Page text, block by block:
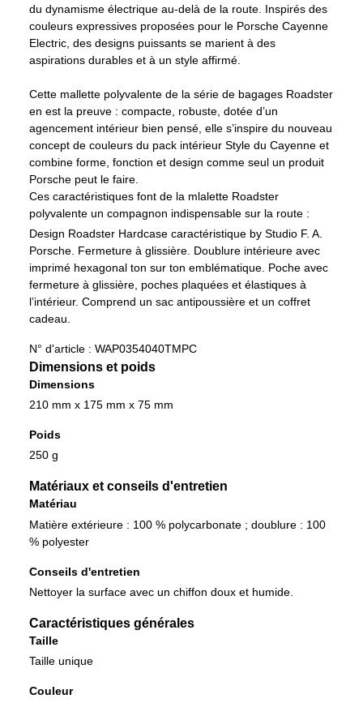
du dynamisme électrique au-delà de la route. Inspirés des
couleurs expressives proposées pour le Porsche Cayenne
Electric, des designs puissants se marient à des
aspirations durables et à un style affirmé.
Cette mallette polyvalente de la série de bagages Roadster
en est la preuve : compacte, robuste, dotée d’un
agencement intérieur bien pensé, elle s’inspire du nouveau
concept de couleurs du pack intérieur Style du Cayenne et
combine forme, fonction et design comme seul un produit
Porsche peut le faire.
Ces caractéristiques font de la mlalette Roadster
polyvalente un compagnon indispensable sur la route :
Design Roadster Hardcase caractéristique by Studio F. A.
Porsche. Fermeture à glissière. Doublure intérieure avec
imprimé hexagonal ton sur ton emblématique. Poche avec
fermeture à glissière, poches plaquées et élastiques à
l’intérieur. Comprend un sac antipoussière et un coffret
cadeau.
N° d'article : WAP0354040TMPC
Dimensions et poids
Dimensions
210 mm x 175 mm x 75 mm
Poids
250 g
Matériaux et conseils d'entretien
Matériau
Matière extérieure : 100 % polycarbonate ; doublure : 100
% polyester
Conseils d'entretien
Nettoyer la surface avec un chiffon doux et humide.
Caractéristiques générales
Taille
Taille unique
Couleur